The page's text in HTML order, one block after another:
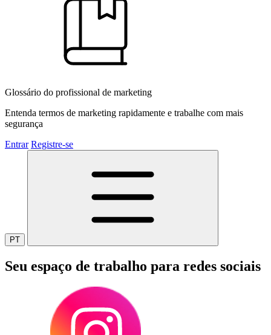
Glossário do profissional de marketing
Entenda termos de marketing rapidamente e trabalhe com mais
segurança
Entrar Registre-se
PT
Seu espaço de trabalho para redes sociais